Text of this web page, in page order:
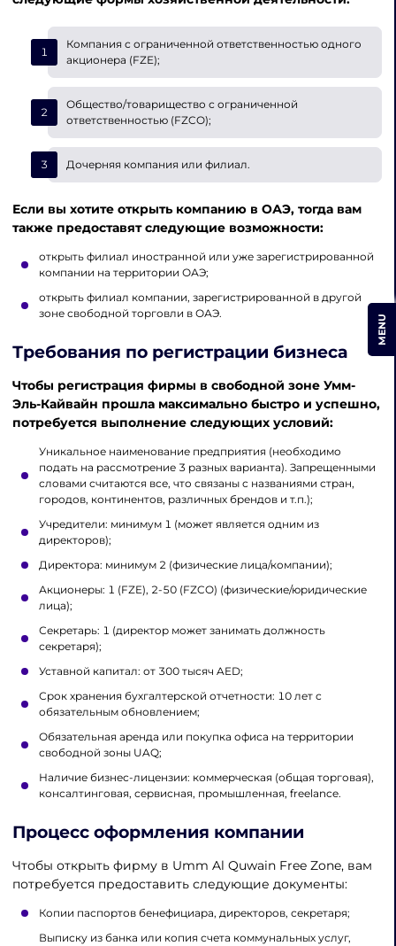
Компания с ограниченной ответственностью одного
акционера (FZE);
Общество/товарищество с ограниченной
ответственностью (FZCO);
Дочерняя компания или филиал.
Если вы хотите открыть компанию в ОАЭ, тогда вам
также предоставят следующие возможности:
открыть филиал иностранной или уже зарегистрированной
компании на территории ОАЭ;
открыть филиал компании, зарегистрированной в другой
зоне свободной торговли в ОАЭ.
Требования по регистрации бизнеса
Чтобы регистрация фирмы в свободной зоне Умм-
Эль-Кайвайн прошла максимально быстро и успешно,
потребуется выполнение следующих условий:
Уникальное наименование предприятия (необходимо
подать на рассмотрение 3 разных варианта). Запрещенными
словами считаются все, что связаны с названиями стран,
городов, континентов, различных брендов и т.п.);
Учредители: минимум 1 (может является одним из
директоров);
Директора: минимум 2 (физические лица/компании);
Акционеры: 1 (FZE), 2-50 (FZCO) (физические/юридические
лица);
Секретарь: 1 (директор может занимать должность
секретаря);
Уставной капитал: от 300 тысяч AED;
Срок хранения бухгалтерской отчетности: 10 лет с
обязательным обновлением;
Обязательная аренда или покупка офиса на территории
свободной зоны UAQ;
Наличие бизнес-лицензии: коммерческая (общая торговая),
консалтинговая, сервисная, промышленная, freelance.
Процесс оформления компании
Чтобы открыть фирму в Umm Al Quwain Free Zone, вам
потребуется предоставить следующие документы:
Копии паспортов бенефициара, директоров, секретаря;
Выписку из банка или копия счета коммунальных услуг,
MENU